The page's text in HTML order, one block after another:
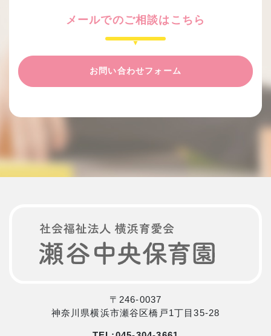
メールでのご相談はこちら
お問い合わせフォーム
〒246-0037
神奈川県横浜市瀬谷区橋戸1丁目35-28